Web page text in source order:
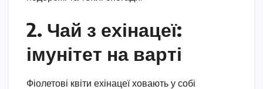
2. Чай з ехінацеї:
імунітет на варті
Фіолетові квіти ехінацеї ховають у собі